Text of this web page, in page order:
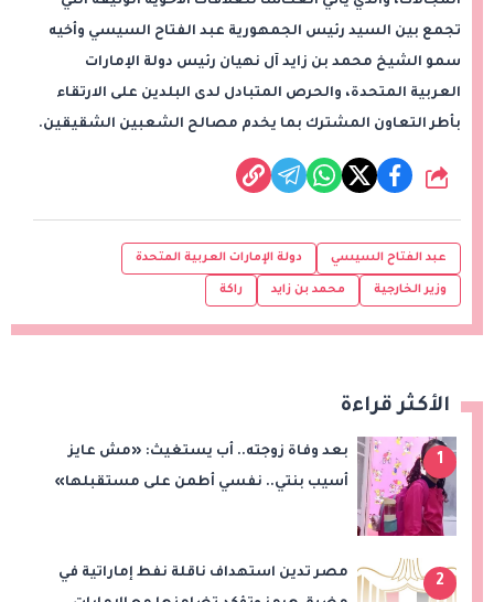
تجمع بين السيد رئيس الجمهورية عبد الفتاح السيسي وأخيه
سمو الشيخ محمد بن زايد آل نهيان رئيس دولة الإمارات
العربية المتحدة، والحرص المتبادل لدى البلدين على الارتقاء
بأطر التعاون المشترك بما يخدم مصالح الشعبين الشقيقين.
شارك
عبد الفتاح السيسي دولة الإمارات العربية المتحدة
وزير الخارجية محمد بن زايد راكة
الأكثر قراءة
1
بعد وفاة زوجته.. أب يستغيث: «مش عايز
أسيب بنتي.. نفسي أطمن على مستقبلها»
2
مصر تدين استهداف ناقلة نفط إماراتية في